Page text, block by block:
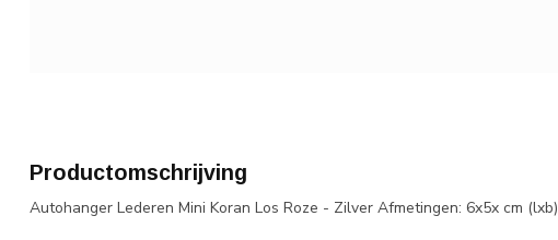
Productomschrijving
Autohanger Lederen Mini Koran Los Roze - Zilver Afmetingen: 6x5x cm (lxb)